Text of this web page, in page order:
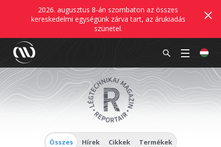
2026. augusztus 8-án szombaton az összes
kereskedelmi egységünk zárva tart, az árukiadás
szünetel.
Összes Hírek Cikkek Termékek